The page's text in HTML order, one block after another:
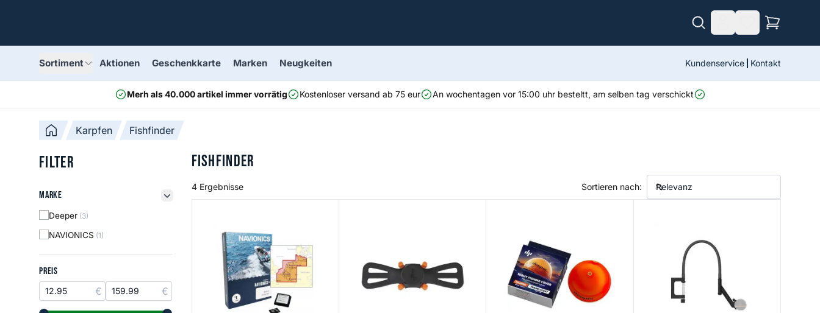
Sortiment Aktionen Geschenkkarte Marken Neugkeiten Kundenservice Kontakt
Merh als 40.000 artikel immer vorrätig Kostenloser versand ab 75 eur An wochentagen vor 15:00 uhr besteltt, am selben tag verschickt
Karpfen Fishfinder
Filter
Marke
Marke filter button
Deeper (3)
NAVIONICS (1)
Preis
PREIS
Fishfinder
4 Ergebnisse Sortieren nach: